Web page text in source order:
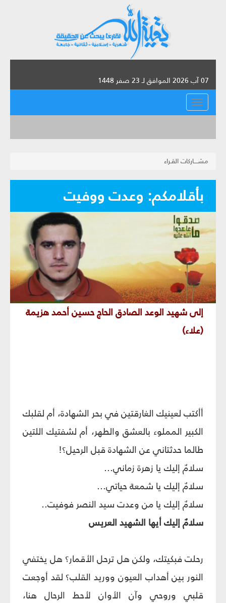
07 آب 2026 الموافق لـ 23 صفر 1448
القائمة
مشــــاركات القـراء
بأقلامكم: وعدت ووفيت
إلى شهيد الوعد الصادق الحاج حسين أحمد هزيمة
(علاء)
أأكتب لعينيك الغارقتين في بحر الشهادة، أم لقلبك
الكبير المملوء بالعشق والطهر، أم لشفتيك اللتين
طالما حدثتاني عن الشهادة قبل الرحيل؟!
سلامٌ إليك يا زهرة زماني...
سلامٌ إليك يا شمعة حياتي...
سلامٌ إليك يا من وعدت سيد النصر فوفيت..
سلامٌ إليك أيها الشهيد العريس
رحلت فبكيتك، ولكن هل ترحل الأقمار؟ هل يختفي
النور بين أهداب العيون ووريد القلب؟ لقد أوجعت
قلبي وروحي وآن الأوان لأحط الرحال هنا،